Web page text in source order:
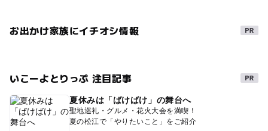
お出かけ家族にイチオシ情報
いこーよとりっぷ 注目記事
夏休みは「ばけばけ」の舞台へ
聖地巡礼・グルメ・花火大会を満喫！
夏の松江で「やりたいこと」をご紹介